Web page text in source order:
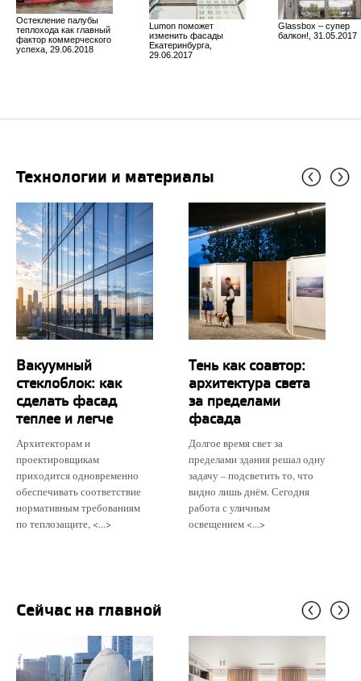
Остекление палубы
теплохода как главный
фактор коммерческого
успеха, 29.06.2018
Lumon поможет
изменить фасады
Екатеринбурга,
29.06.2017
Glassbox – супер
балкон!, 31.05.2017
Технологии и материалы
Вакуумный
стеклоблок: как
сделать фасад
теплее и легче
Архитекторам и
проектировщикам
приходится одновременно
обеспечивать соответствие
нормативным требованиям
по теплозащите, <...>
Тень как соавтор:
архитектура света
за пределами
фасада
Долгое время свет за
пределами здания решал одну
задачу – подсветить то, что
видно лишь днём. Сегодня
работа с уличным
освещением <...>
Сейчас на главной